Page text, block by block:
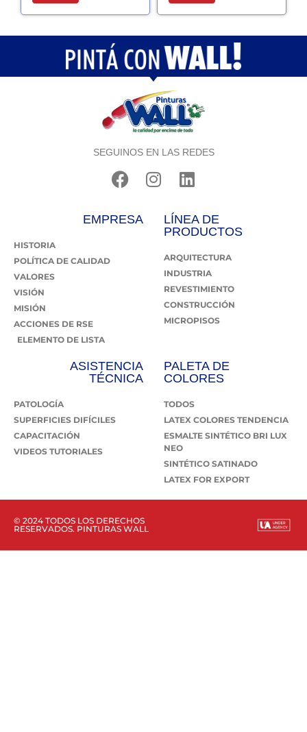
SEGUINOS EN LAS REDES
EMPRESA
HISTORIA
POLÍTICA DE CALIDAD
VALORES
VISIÓN
MISIÓN
ACCIONES DE RSE
ELEMENTO DE LISTA
LÍNEA DE
PRODUCTOS
ARQUITECTURA
INDUSTRIA
REVESTIMIENTO
CONSTRUCCIÓN
MICROPISOS
ASISTENCIA
TÉCNICA
PATOLOGÍA
SUPERFICIES DIFÍCILES
CAPACITACIÓN
VIDEOS TUTORIALES
PALETA DE
COLORES
TODOS
LATEX COLORES TENDENCIA
ESMALTE SINTÉTICO BRI LUX
NEO
SINTÉTICO SATINADO
LATEX FOR EXPORT
© 2024 TODOS LOS DERECHOS
RESERVADOS. PINTURAS WALL